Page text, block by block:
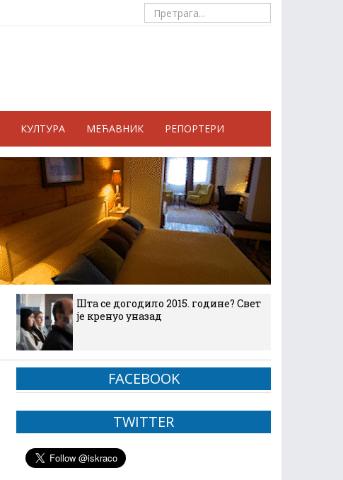
КУЛТУРА МЕЋАВНИК РЕПОРТЕРИ
Шта се догодило 2015. године? Свет
је кренуо уназад
FACEBOOK
TWITTER